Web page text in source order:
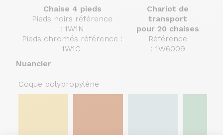
Chaise 4 pieds
Pieds noirs référence
: 1W1N
Pieds chromés référence :
1W1C
Chariot de
transport
pour 20 chaises
Référence
: 1W6009
Nuancier
Coque polypropylène